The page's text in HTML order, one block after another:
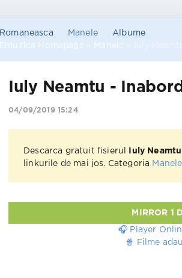
Romaneasca Manele
Albume
Emuzica Homepage
Manele
Iuly Neamtu -
04/09/2019 15:24
Descarca gratuit fisierul Iuly
linkurile de mai jos. Categoria Manele
MIRROR 1
🎧 Player
🍿 Filme